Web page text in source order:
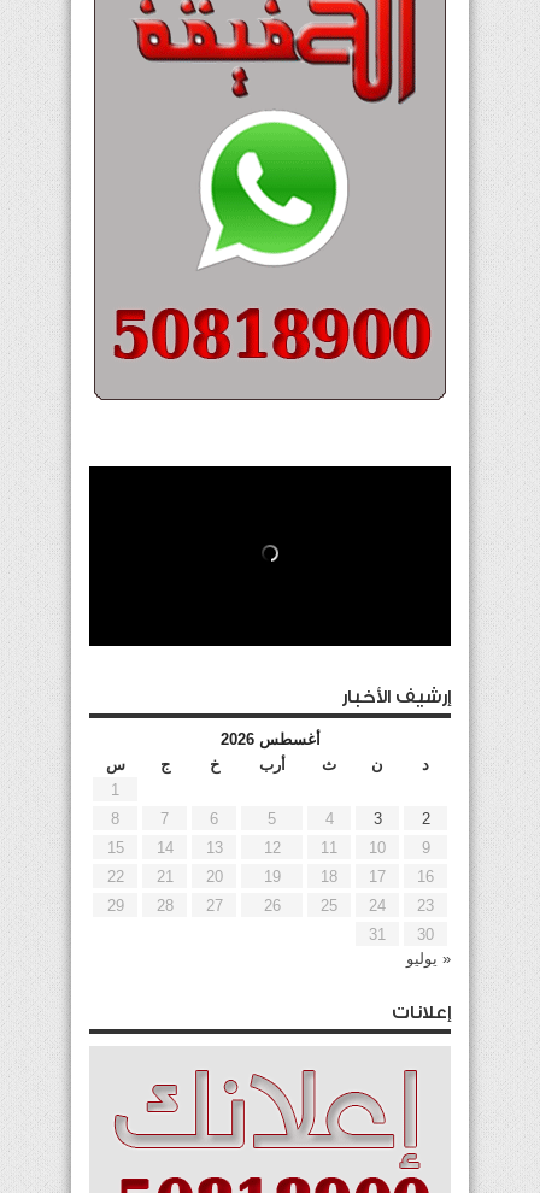
إرشيف الأخبار
أغسطس 2026
د
ن ث أرب خ ج
س
1
2
3
4
5
6
7
8
9
10
11
12
13
14
15
16
17
18
19
20
21
22
23
24
25
26
27
28
29
30
31
« يوليو
إعلانات